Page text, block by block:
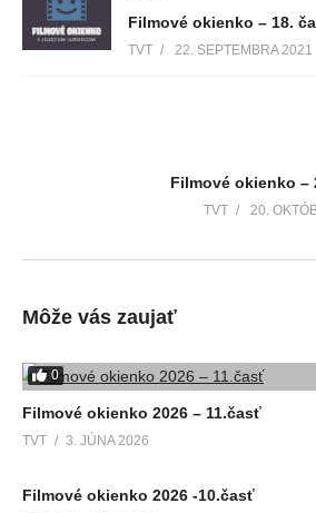
Filmové okienko – 18.
TVT 22. SEPTEMBRA 2021
Filmové okienko –
TVT 20.
Môže vás zaujať
0
Filmové okienko 2026 – 11.časť
TVT 3. JÚNA 2026
Filmové okienko 2026 -10.časť